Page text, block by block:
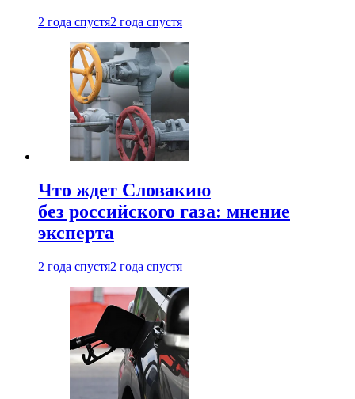
2 года спустя2 года спустя
Что ждет Словакию
без российского газа: мнение
эксперта
2 года спустя2 года спустя